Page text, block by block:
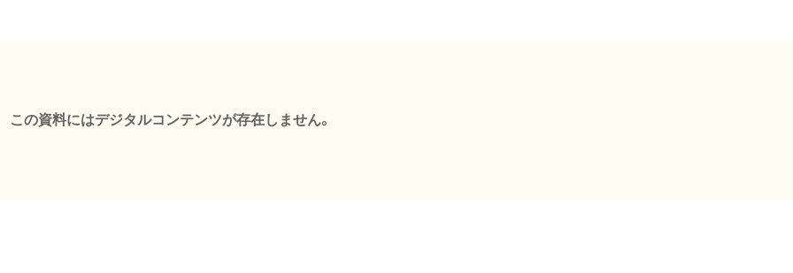
この資料にはデジタルコンテンツが存在しません。